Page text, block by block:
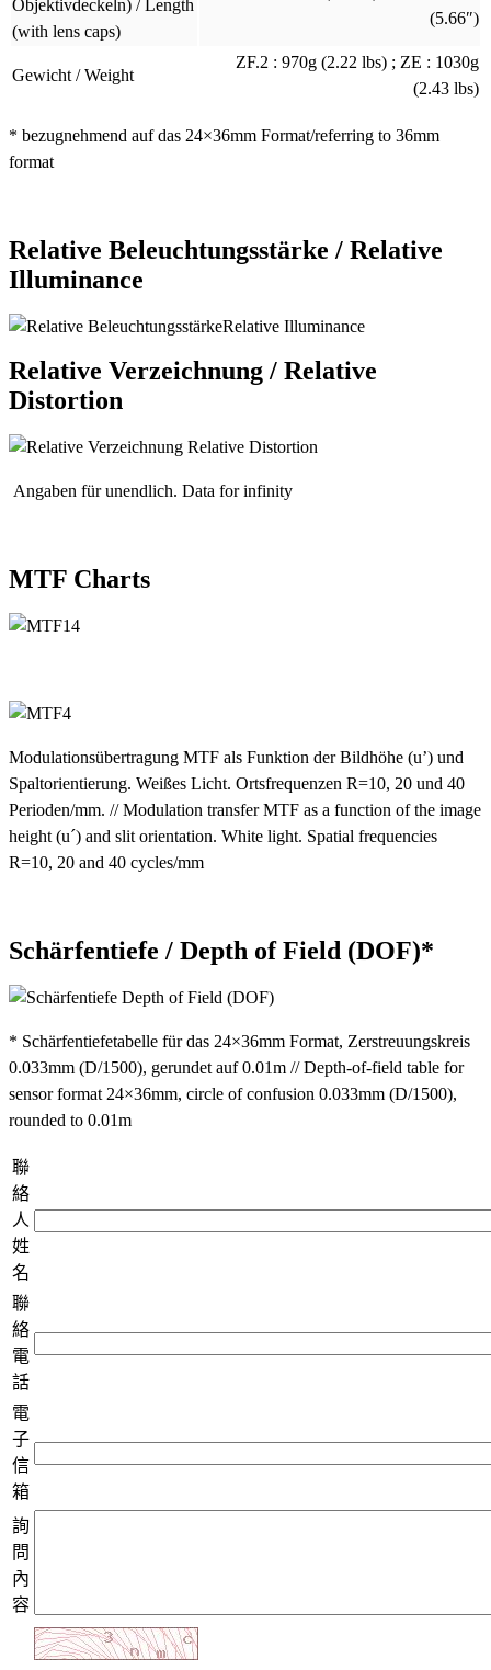
Objektivdeckeln) / Length
(with lens caps)
(5.66″)
Gewicht / Weight
ZF.2 : 970g (2.22 lbs) ; ZE : 1030g
(2.43 lbs)
* bezugnehmend auf das 24×36mm Format/referring to 36mm
format
Relative Beleuchtungsstärke / Relative
Illuminance
Relative Verzeichnung / Relative
Distortion
Angaben für unendlich. Data for infinity
MTF Charts
Modulationsübertragung MTF als Funktion der Bildhöhe (u’) und
Spaltorientierung. Weißes Licht. Ortsfrequenzen R=10, 20 und 40
Perioden/mm. // Modulation transfer MTF as a function of the image
height (u´) and slit orientation. White light. Spatial frequencies
R=10, 20 and 40 cycles/mm
Schärfentiefe / Depth of Field (DOF)*
* Schärfentiefetabelle für das 24×36mm Format, Zerstreuungskreis
0.033mm (D/1500), gerundet auf 0.01m // Depth-of-field table for
sensor format 24×36mm, circle of confusion 0.033mm (D/1500),
rounded to 0.01m
聯
絡
人
姓
名
聯
絡
電
話
電
子
信
箱
詢
問
內
容